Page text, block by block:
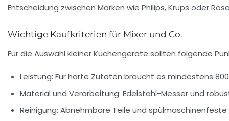
Entscheidung zwischen Marken wie Philips, Krups oder
Wichtige Kaufkriterien für Mixer und Co.
Für die Auswahl kleiner Küchengeräte sollten folgende
Leistung: Für harte Zutaten braucht es mindestens
Material und Verarbeitung: Edelstahl-Messer und
Reinigung: Abnehmbare Teile und